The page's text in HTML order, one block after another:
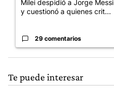
Milei despidió a Jorge Messi
y cuestionó a quienes crit...
29 comentarios